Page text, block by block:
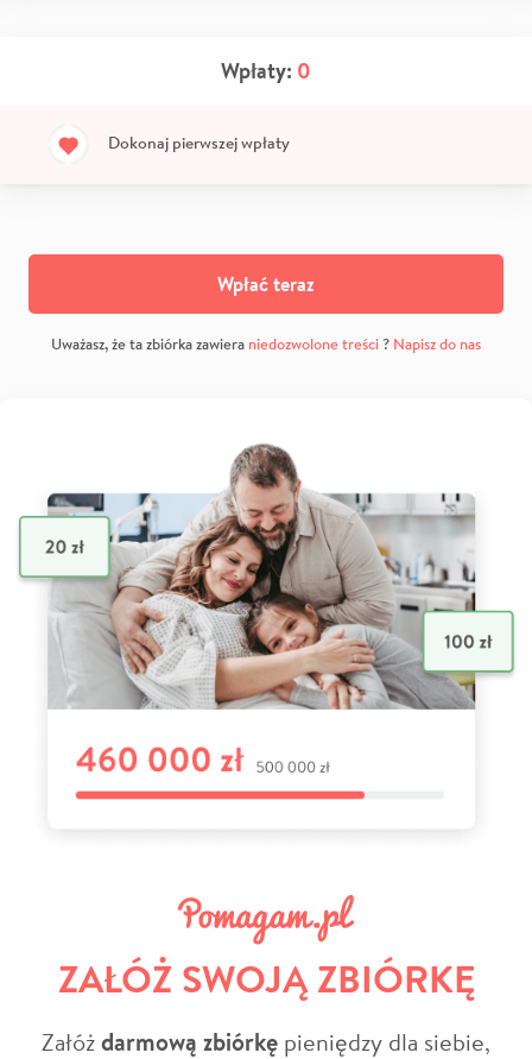
Wpłaty: 0
Dokonaj pierwszej wpłaty
Wpłać teraz
Uważasz, że ta zbiórka zawiera niedozwolone treści? Napisz do nas
ZAŁÓŻ SWOJĄ ZBIÓRKĘ
Załóżdarmową zbiórkę pieniędzy dla siebie,